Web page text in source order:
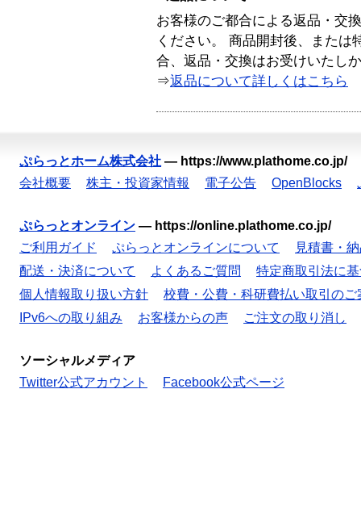
お客様のご都合による返品・交
ください。 商品開封後、または
合、返品・交換はお受けいたし
⇒返品について詳しくはこちら
ぷらっとホーム株式会社 — https://www.plathome.co.jp/
会社概要
株主・投資家情報 電子公告 OpenBlocks
ぷらっとオンライン — https://online.plathome.co.jp/
ご利用ガイド
ぷらっとオンラインについて
見積書・
配送・決済について
よくあるご質問
特定商取引法に
個人情報取り扱い方針
校費・公費・科研費払い取引のご
IPv6への取り組み
お客様からの声 ご注文の取り消し
ソーシャルメディア
Twitter公式アカウント
Facebook公式ページ